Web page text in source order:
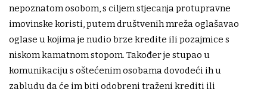
nepoznatom osobom, s ciljem stjecanja protupravne
imovinske koristi, putem društvenih mreža oglašavao
oglase u kojima je nudio brze kredite ili pozajmice s
niskom kamatnom stopom. Također je stupao u
komunikaciju s oštećenim osobama dovodeći ih u
zabludu da će im biti odobreni traženi krediti ili